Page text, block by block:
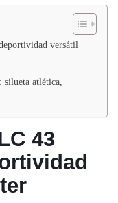
versátil
atlética,
43